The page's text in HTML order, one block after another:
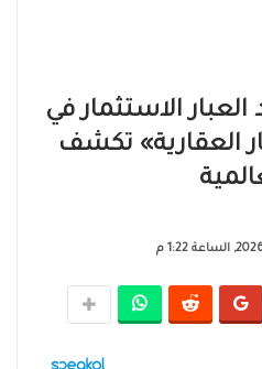
الاستثمار في
العقارية» تكشف